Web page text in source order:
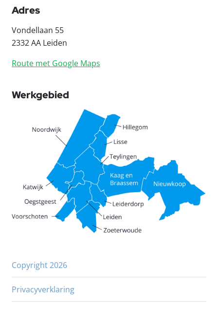
Adres
Vondellaan 55
2332 AA Leiden
Route met Google Maps
Werkgebied
Copyright 2026
Privacyverklaring